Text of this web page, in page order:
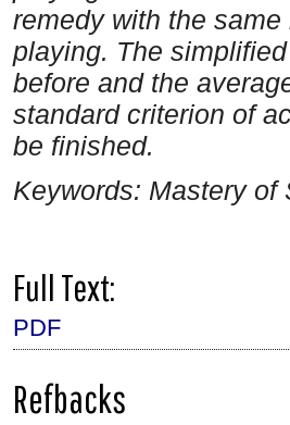
remedy with the
playing. The
before and the
standard criterion of
be finished.
Keywords: Mastery
Full Text:
PDF
Refbacks